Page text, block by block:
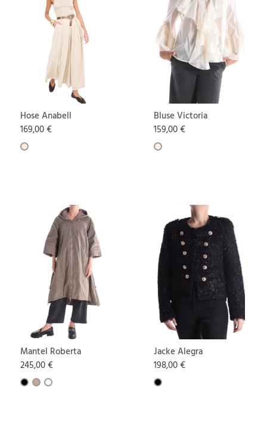
Hose Anabell
169,00 €
Bluse Victoria
159,00 €
Mantel Roberta
245,00 €
Jacke Alegra
198,00 €